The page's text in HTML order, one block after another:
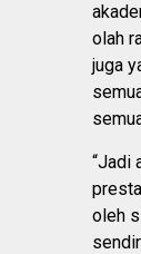
olah
juga
“Jadi
oleh